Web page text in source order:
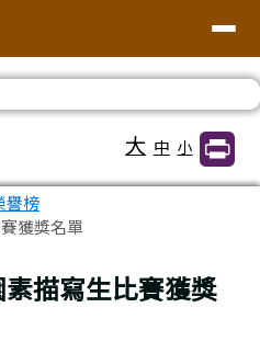
大 中 小
譽榜
獲獎名單
描寫生比賽獲獎